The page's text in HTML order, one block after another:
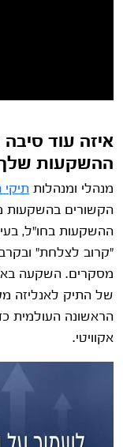
איזה עוד סיבה
ההשקעות
מנהלי ומנהלות
הקשורים בהשקעות
ההשקעות בחו"ל,
"קרוב לצלחת"
מסקרים. השקעה
של התיק לאנליזה
הראשונה העולמית
אקוויטי.